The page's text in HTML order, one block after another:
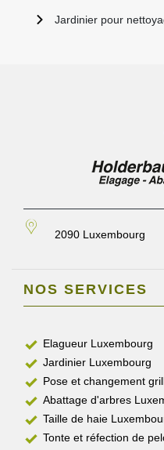
Jardinier pour
2090 Luxembourg
NOS SERVICES
Elagueur Luxembourg
Jardinier Luxembourg
Pose et changement
Abattage d'arbres
Taille de haie
Tonte et réfection de